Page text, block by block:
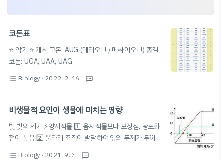
코돈표
⭐️ 암기 ⭐️ 개시 코돈: AUG (메티오닌 / 메싸이오닌) 종결
코돈: UGA, UAA, UAG
format_list_bulleted Biology · 2022. 2. 16. textsms
비생물적 요인이 생물에 미치는 영향
빛 빛의 세기 ⚡️양지식물 1️⃣ 음지식물보다 보상점, 광포화
점이 높음 2️⃣ 울타리 조직이 발달하여 잎의 두께가 두꺼움
format_list_bulleted Biology · 2021. 9. 3. textsms